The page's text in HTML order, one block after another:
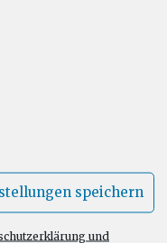
speichern
und
Letzte
VF49:
20 – Die
VF48: Lore